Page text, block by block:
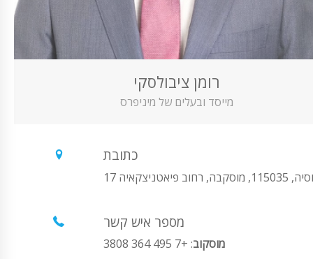
רומן ציבולסקי
מייסד ובעלים של מיניפרס
כתובת
מוסקבה, רחוב פיאטניצקאיה 17
מספר איש קשר
מוסקוב: +7 495 364 3808